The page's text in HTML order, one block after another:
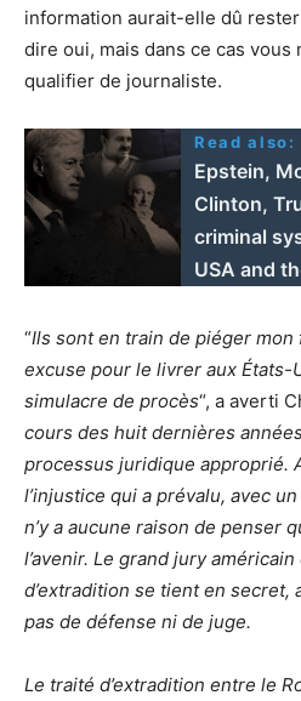
information aurait-elle dû
dire oui, mais dans ce cas vous
qualifier de journaliste.
Read also:
Epstein,
Clinton,
criminal
USΑ and
“Ils sont en train de piéger mon
excuse pour le livrer aux États-
simulacre de procès“, a averti
cours des huit dernières
processus juridique approprié.
l’injustice qui a prévalu, avec
n’y a aucune raison de penser
l’avenir. Le grand jury
d’extradition se tient en secret,
pas de défense ni de juge.
Le traité d’extradition entre le